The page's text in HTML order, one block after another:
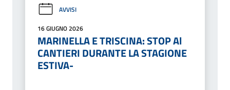
AVVISI
16 GIUGNO 2026
MARINELLA E TRISCINA: STOP Al
CANTIERI DURANTE LA STAGIONE
ESTIVA-